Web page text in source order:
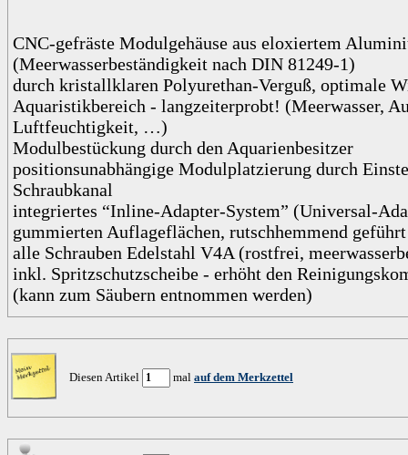
CNC-gefräste Modulgehäuse aus eloxiertem
(Meerwasserbeständigkeit nach DIN 81249-1)
durch kristallklaren Polyurethan-Verguß, optimale
Aquaristikbereich - langzeiterprobt! (Meerwasser,
Luftfeuchtigkeit, …)
Modulbestückung durch den Aquarienbesitzer
positionsunabhängige Modulplatzierung durch
Schraubkanal
integriertes “Inline-Adapter-System” (Universal-
gummierten Auflageflächen, rutschhemmend geführt
alle Schrauben Edelstahl V4A (rostfrei,
inkl. Spritzschutzscheibe - erhöht den
(kann zum Säubern entnommen werden)
Diesen Artikel mal auf dem Merkzettel